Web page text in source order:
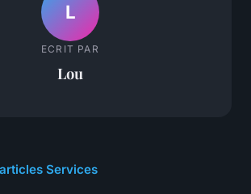
L
ECRIT PAR
Lou
Services